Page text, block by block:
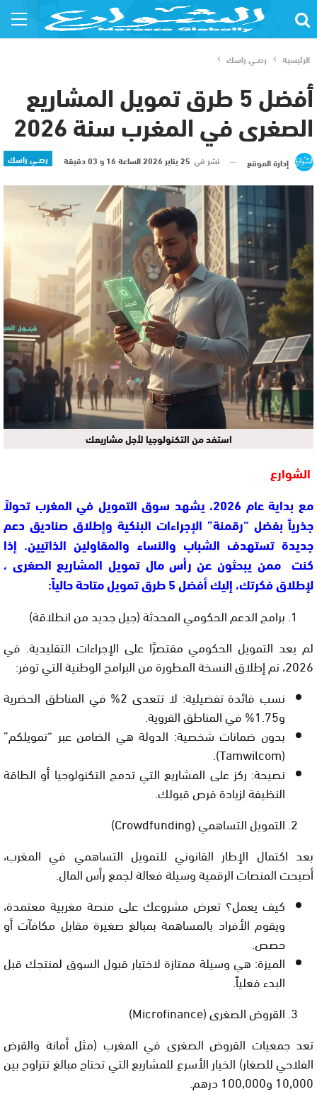
الرئيسية رصــي راسك
أفضل 5 طرق تمويل المشاريع
الصغرى في المغرب سنة 2026
رصــي راسك إدارة الموقع نشر في 25 يناير 2026 الساعة 16 و 03 دقيقة
استفد من التكنولوجيا لأجل مشاريعك
الشوارع
مع بداية عام 2026، يشهد سوق التمويل في المغرب تحولاً
جذرياً بفضل “رقمنة” الإجراءات البنكية وإطلاق صناديق دعم
جديدة تستهدف الشباب والنساء والمقاولين الذاتيين. إذا
كنت ممن يبحثون عن رأس مال تمويل المشاريع الصغرى ،
لإطلاق فكرتك، إليك أفضل 5 طرق تمويل متاحة حالياً:
برامج الدعم الحكومي المحدثة (جيل جديد من انطلاقة)
لم يعد التمويل الحكومي مقتصرًا على الإجراءات التقليدية. في
2026، تم إطلاق النسخة المطورة من البرامج الوطنية التي توفر:
نسب فائدة تفضيلية:
لا تتعدى 2% في المناطق الحضرية
و1.75% في المناطق القروية.
بدون ضمانات شخصية: الدولة هي الضامن عبر “تمويلكم”
(Tamwilcom).
نصيحة: ركز على المشاريع التي تدمج التكنولوجيا أو الطاقة
النظيفة لزيادة فرص قبولك.
التمويل التساهمي (Crowdfunding
)
بعد اكتمال الإطار القانوني للتمويل التساهمي في المغرب،
أصبحت المنصات الرقمية وسيلة فعالة لجمع رأس المال.
كيف يعمل؟ تعرض مشروعك على منصة مغربية معتمدة،
ويقوم الأفراد بالمساهمة بمبالغ صغيرة مقابل مكافآت أو
حصص.
الميزة: هي وسيلة ممتازة لاختبار قبول السوق لمنتجك قبل
البدء فعلياً.
القروض الصغرى (Microfinance
)
تعد جمعيات القروض الصغرى في المغرب (مثل أمانة والقرض
الفلاحي للصغار) الخيار الأسرع للمشاريع التي تحتاج مبالغ تتراوح بين
10,000 و100,000 درهم.